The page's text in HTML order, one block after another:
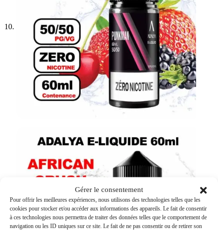
Gérer le consentement
Pour offrir les meilleures expériences, nous utilisons des technologies telles que les
cookies pour stocker et/ou accéder aux informations des appareils. Le fait de consentir
à ces technologies nous permettra de traiter des données telles que le comportement de
navigation ou les ID uniques sur ce site. Le fait de ne pas consentir ou de retirer son